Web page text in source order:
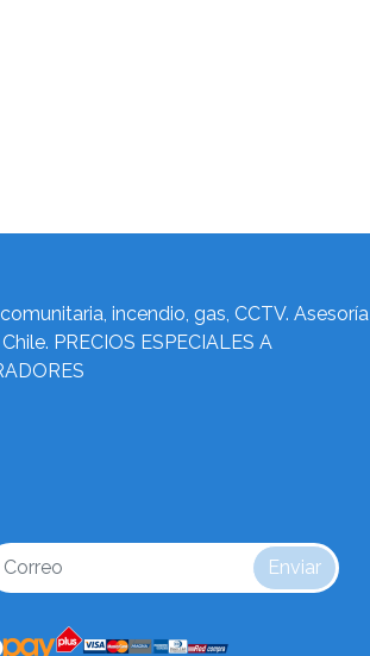
incendio, gas, CCTV. Asesoría
PRECIOS ESPECIALES A
Enviar